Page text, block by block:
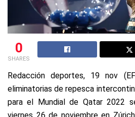
0
SHARES
Redacción deportes, 19 nov
eliminatorias de repesca
para el Mundial de Qatar 2022